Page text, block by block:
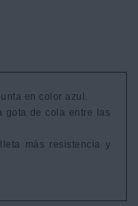
en color azul.
gota de cola entre las
más resistencia y